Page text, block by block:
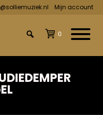
Mijn account
0